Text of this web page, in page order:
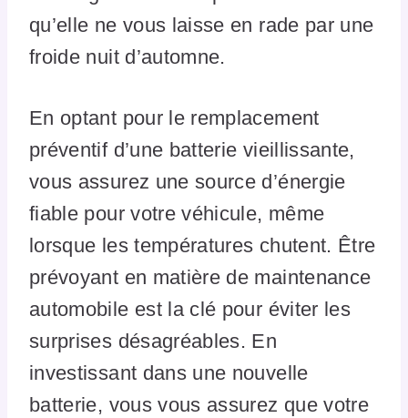
qu’elle ne vous laisse en rade par une
froide nuit d’automne.
En optant pour le remplacement
préventif d’une batterie vieillissante,
vous assurez une source d’énergie
fiable pour votre véhicule, même
lorsque les températures chutent. Être
prévoyant en matière de maintenance
automobile est la clé pour éviter les
surprises désagréables. En
investissant dans une nouvelle
batterie, vous vous assurez que votre